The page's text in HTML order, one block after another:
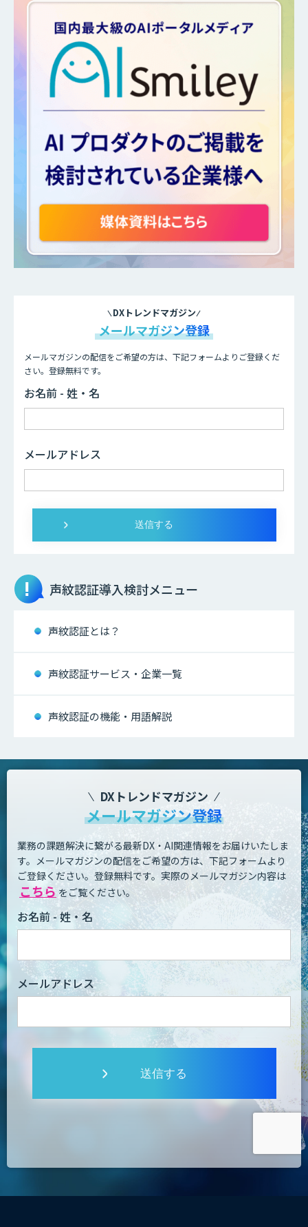
DXトレンドマガジン
メールマガジン登録
メールマガジンの配信をご希望の方は、下記フォームよりご登録くだ
さい。登録無料です。
お名前 - 姓・名
メールアドレス
声紋認証導入検討メニュー
声紋認証とは？
声紋認証サービス・企業一覧
声紋認証の機能・用語解説
DXトレンドマガジン
メールマガジン登録
業務の課題解決に繋がる最新DX・AI関連情報をお届けいたしま
す。 メールマガジンの配信をご希望の方は、下記フォームより
ご登録ください。登録無料です。 実際のメールマガジン内容は
こちら をご覧ください。
お名前 - 姓・名
メールアドレス
送信する